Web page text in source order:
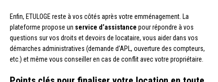
Enfin, ETULOGE reste à vos côtés après votre emménagement. La
plateforme propose un service d’assistance pour répondre à vos
questions sur vos droits et devoirs de locataire, vous aider dans vos
démarches administratives (demande d’APL, ouverture des compteurs,
etc.) et même vous conseiller en cas de conflit avec votre propriétaire.